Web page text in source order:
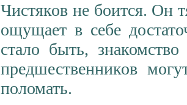
Чистяков не боится. Он
ощущает в себе
стало быть,
предшественников
поломать.